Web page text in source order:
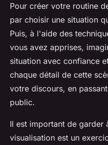
Pour créer votre routine
par choisir une situation
Puis, à l'aide des
vous avez apprises,
situation avec confiance
chaque détail de cette
votre discours, en
public.
Il est important de garder
visualisation est un